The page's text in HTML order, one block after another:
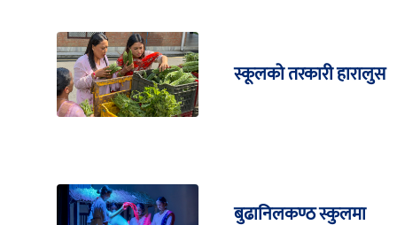
स्कूलको तरकारी हारालुस
बुढानिलकण्ठ स्कुलमा